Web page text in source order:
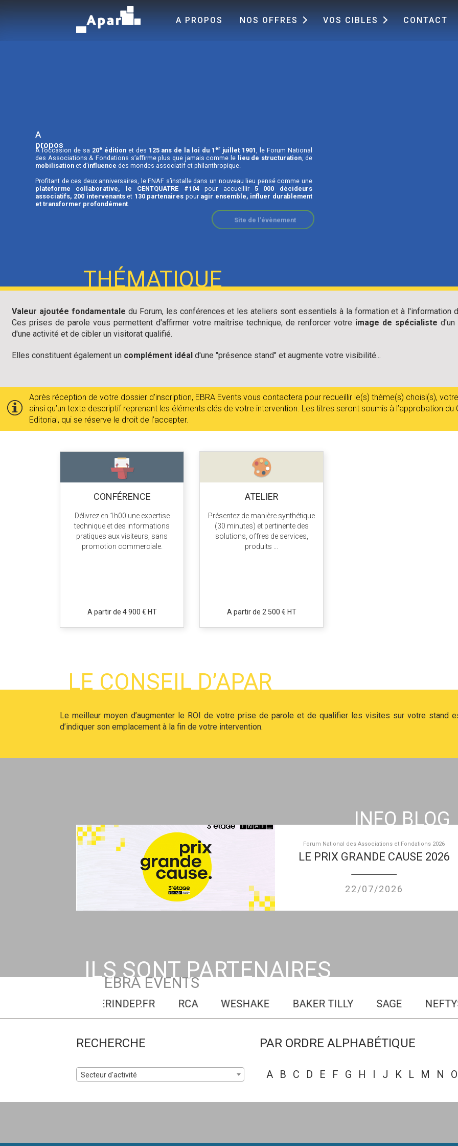
A PROPOS NOS OFFRES VOS CIBLES CONTACT
Site de l'évènement
À l’occasion de sa 20e éditionet des 125 ans de la loi du 1er juillet 1901 , le Forum National
des Associations & Fondations s’affirme plus que jamais comme le lieu de structuration , de
mobilisation et d’influence des mondes associatif et philanthropique.
Profitant de ces deux anniversaires, le FNAF s’installe dans un nouveau lieu pensé comme une
plateforme collaborative, le CENTQUATRE #104pour accueillir5 000 décideurs
associatifs, 200 intervenants et 130 partenaires pour agir ensemble, influer durablement
et transformer profondément
A
propos
THÉMATIQUE
Valeur ajoutée fondamentale du Forum, les conférences et les ateliers sont essentiels à la formation et à l'information
Ces prises de parole vous permettent d'affirmer votre maîtrise technique, de renforcer votre image de spécialiste d'un
d'une activité et de cibler un visitorat qualifié.
Elles constituent également un complément idéald'une "présence stand" et augmente votre visibilité...
Après réception de votre dossier d’inscription, EBRA Events vous contactera pour recueillir le(s) thème(s) choisi(s),
ainsi qu’un texte descriptif reprenant les éléments clés de votre intervention. Les titres seront soumis à l’approbation du
Editorial, qui se réserve le droit de l’accepter.
CONFÉRENCE
Délivrez en 1h00 une expertise
technique et des informations
pratiques aux visiteurs, sans
promotion commerciale.
A partir de 4 900 € HT
ATELIER
Présentez de manière synthétique
(30 minutes) et pertinente des
solutions, offres de services,
produits ...
A partir de 2 500 € HT
LE CONSEIL D’APAR
Le meilleur moyen d’augmenter le ROI de votre prise de parole et de qualifier les visites sur votre stand
d’indiquer son emplacement à la fin de votre intervention.
INFO BLOG
Forum National des Associations et Fondations 2026
LE PRIX GRANDE CAUSE 2026
22/07/2026
ILS SONT PARTENAIRES
EBRA EVENTS
SUPERINDEP.FR RCA WESHAKE BAKER TILLY SAGE NEFTYS
RECHERCHE
Secteur d'activité
PAR ORDRE ALPHABÉTIQUE
A B C D E F G H I J K L M N O